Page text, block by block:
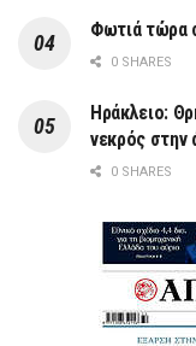
Φωτιά τώρα
0 SHARES
Ηράκλειο:
νεκρός στην
0 SHARES